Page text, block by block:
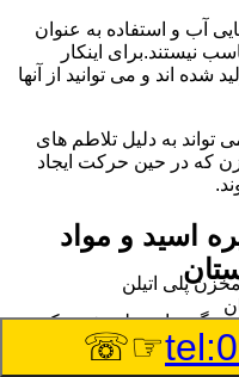
آب و استفاده به عنوان
نیستند.برای اینکار
شده اند و می توانید از آنها
تواند به دلیل تلاطم های
که در حین حرکت ایجاد
اسید و مواد
گونه ای تولید شوند که
انواع اسیدها مقاومت
در هر مخزنی اسید و مواد
پلی اتیلن
☞☏